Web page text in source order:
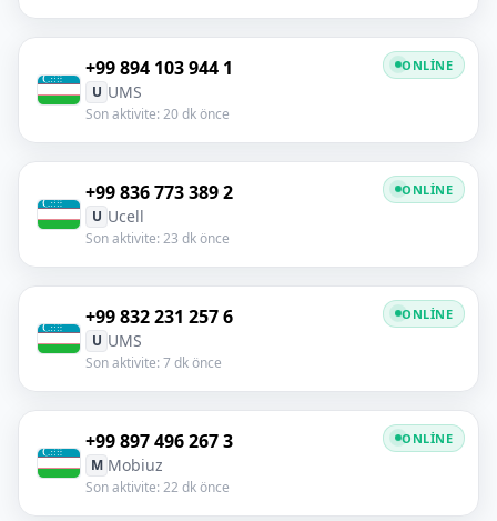
+99 894 103 944 1
U UMS
Son aktivite: 20 dk önce
ONLINE
+99 836 773 389 2
U Ucell
Son aktivite: 23 dk önce
ONLINE
+99 832 231 257 6
U UMS
Son aktivite: 7 dk önce
ONLINE
+99 897 496 267 3
M Mobiuz
Son aktivite: 22 dk önce
ONLINE